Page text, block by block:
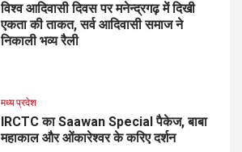
विश्व आदिवासी दिवस पर मनेन्द्रगढ़ में दिखी
एकता की ताकत, सर्व आदिवासी समाज ने
निकाली भव्य रैली
मध्य प्रदेश
IRCTC का Saawan Special पैकेज, बाबा
महाकाल और ओंकारेश्वर के करिए दर्शन